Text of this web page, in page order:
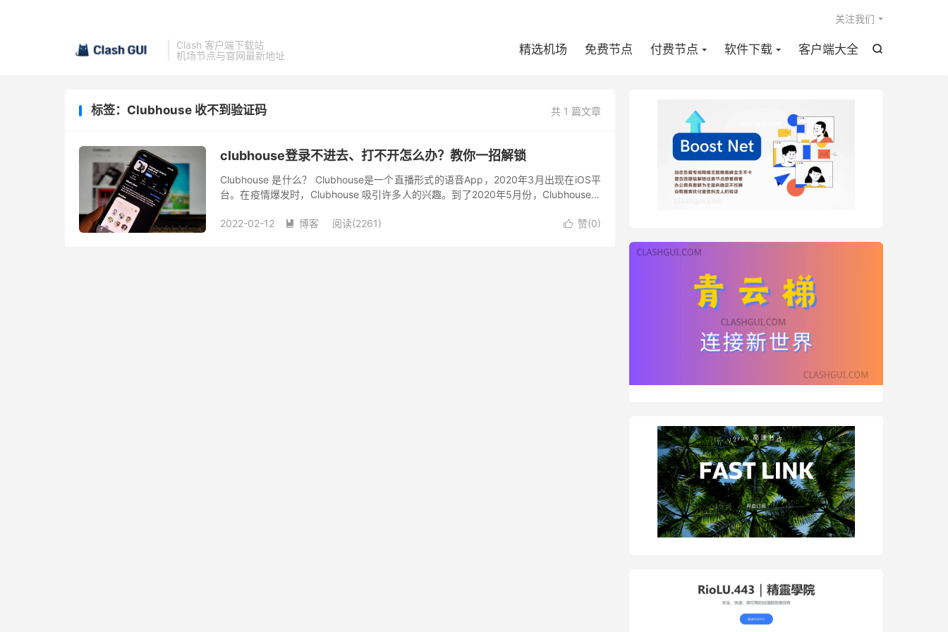
Clash 客户端下载站
机场节点与官网最新地址

精选机场 免费节点 付费节点 软件下载 客户端大全
关注我们
共 1 篇文章
标签：Clubhouse 收不到验证码
clubhouse登录不进去、打不开怎么办？教你一招解锁
Clubhouse 是什么？ Clubhouse是一个直播形式的语音App，2020年3月出现在iOS平
台。在疫情爆发时，Clubhouse 吸引许多人的兴趣。到了2020年5月份，Clubhouse的
 赞(0)
2022-02-12  博客 阅读(2261)